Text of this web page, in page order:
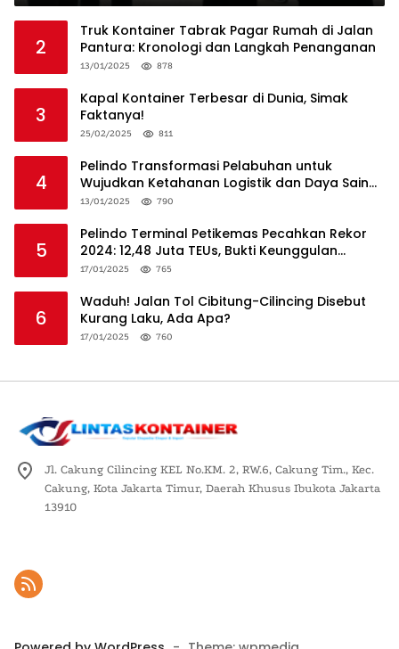
2
Truk Kontainer Tabrak Pagar Rumah di Jalan
Pantura: Kronologi dan Langkah Penanganan
13/01/2025 878
3
Kapal Kontainer Terbesar di Dunia, Simak
Faktanya!
25/02/2025 811
4
Pelindo Transformasi Pelabuhan untuk
Wujudkan Ketahanan Logistik dan Daya Saing
Global
13/01/2025 790
5
Pelindo Terminal Petikemas Pecahkan Rekor
2024: 12,48 Juta TEUs, Bukti Keunggulan
Logistik Nasional
17/01/2025 765
6
Waduh! Jalan Tol Cibitung-Cilincing Disebut
Kurang Laku, Ada Apa?
17/01/2025 760
Jl. Cakung Cilincing KEL No.KM. 2, RW.6, Cakung Tim., Kec.
Cakung, Kota Jakarta Timur, Daerah Khusus Ibukota Jakarta
13910